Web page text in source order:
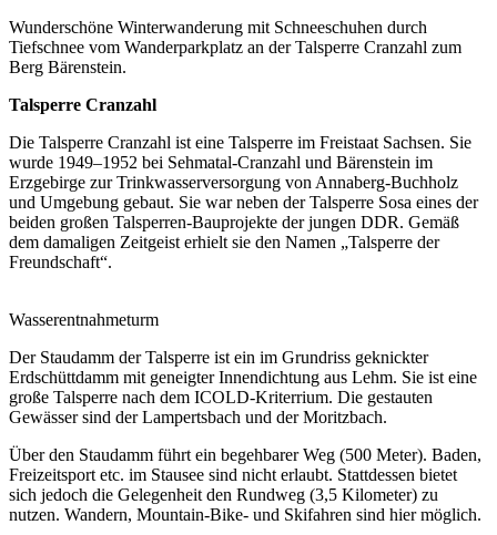
Wunderschöne Winterwanderung mit Schneeschuhen durch
Tiefschnee vom Wanderparkplatz an der Talsperre Cranzahl zum
Berg Bärenstein.
Talsperre Cranzahl
Die Talsperre Cranzahl ist eine Talsperre im Freistaat Sachsen. Sie
wurde 1949–1952 bei Sehmatal-Cranzahl und Bärenstein im
Erzgebirge zur Trinkwasserversorgung von Annaberg-Buchholz
und Umgebung gebaut. Sie war neben der Talsperre Sosa eines der
beiden großen Talsperren-Bauprojekte der jungen DDR. Gemäß
dem damaligen Zeitgeist erhielt sie den Namen „Talsperre der
Freundschaft“.
Wasserentnahmeturm
Der Staudamm der Talsperre ist ein im Grundriss geknickter
Erdschüttdamm mit geneigter Innendichtung aus Lehm. Sie ist eine
große Talsperre nach dem ICOLD-Kriterrium. Die gestauten
Gewässer sind der Lampertsbach und der Moritzbach.
Über den Staudamm führt ein begehbarer Weg (500 Meter). Baden,
Freizeitsport etc. im Stausee sind nicht erlaubt. Stattdessen bietet
sich jedoch die Gelegenheit den Rundweg (3,5 Kilometer) zu
nutzen. Wandern, Mountain-Bike- und Skifahren sind hier möglich.